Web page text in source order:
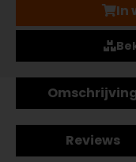
In
Reviews